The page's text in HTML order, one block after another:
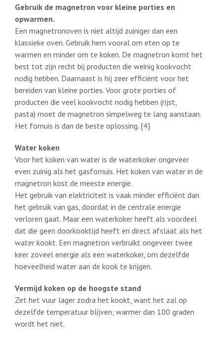
Gebruik de magnetron voor kleine porties en
opwarmen.
Een magnetronoven is niet altijd zuiniger dan een
klassieke oven. Gebruik hem vooral om eten op te
warmen en minder om te koken. De magnetron komt het
best tot zijn recht bij producten die weinig kookvocht
nodig hebben. Daarnaast is hij zeer efficiënt voor het
bereiden van kleine porties. Voor grote porties of
producten die veel kookvocht nodig hebben (rijst,
pasta) moet de magnetron simpelweg te lang aanstaan.
Het fornuis is dan de beste oplossing. [4]
Water koken
Voor het koken van water is de waterkoker ongeveer
even zuinig als het gasfornuis. Het koken van water in de
magnetron kost de meeste energie.
Het gebruik van elektriciteit is vaak minder efficiënt dan
het gebruik van gas, doordat in de centrale energie
verloren gaat. Maar een waterkoker heeft als voordeel
dat die geen doorkooktijd heeft en direct afslaat als het
water kookt. Een magnetron verbruikt ongeveer twee
keer zoveel energie als een waterkoker, om dezelfde
hoeveelheid water aan de kook te krijgen.
Vermijd koken op de hoogste stand
Zet het vuur lager zodra het kookt, want het zal op
dezelfde temperatuur blijven; warmer dan 100 graden
wordt het niet.